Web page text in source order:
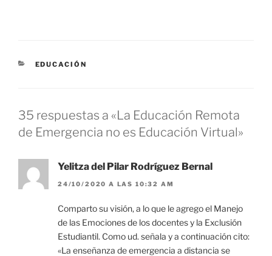
CATEGORÍAS
EDUCACIÓN
35 respuestas a «La Educación Remota
de Emergencia no es Educación Virtual»
Yelitza del Pilar Rodríguez Bernal
24/10/2020 A LAS 10:32 AM
Comparto su visión, a lo que le agrego el Manejo
de las Emociones de los docentes y la Exclusión
Estudiantil. Como ud. señala y a continuación cito:
«La enseñanza de emergencia a distancia se